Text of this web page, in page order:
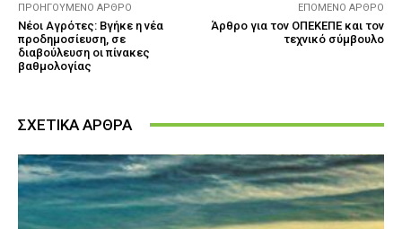
ΠΡΟΗΓΟΎΜΕΝΟ ΆΡΘΡΟ
Νέοι Αγρότες: Βγήκε η νέα
προδημοσίευση, σε
διαβούλευση οι πίνακες
βαθμολογίας
ΕΠΌΜΕΝΟ ΆΡΘΡΟ
Άρθρο για τον ΟΠΕΚΕΠΕ και τον
τεχνικό σύμβουλο
ΣΧΕΤΙΚΑ ΑΡΘΡΑ